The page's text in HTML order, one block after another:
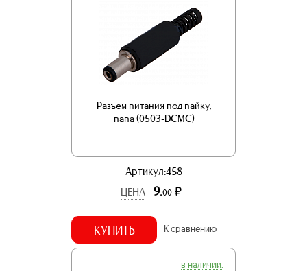
Разъем питания под пайку,
папа (0503-DCMC)
Артикул:458
ЦЕНА
9.00 р.
КУПИТЬ К сравнению
в наличии.